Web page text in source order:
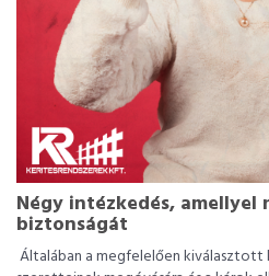
Négy intézkedés,
biztonságát
Általában a megfelelően